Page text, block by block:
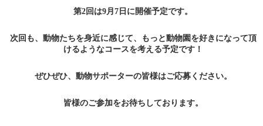
第2回は9月7日に開催予定です。
次回も、動物たちを身近に感じて、もっと動物園を好きになって頂
けるようなコースを考える予定です！
ぜひぜひ、動物サポーターの皆様はご応募ください。
皆様のご参加をお待ちしております。